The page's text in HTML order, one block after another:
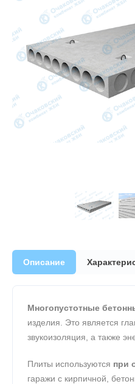
Описание
Многопустотные
изделия. Это является
звукоизоляция, а также
Плиты используются при
гаражи с кирпичной,